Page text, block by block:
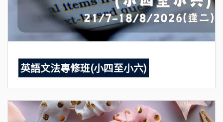
英語文法專修班(小四至小六)